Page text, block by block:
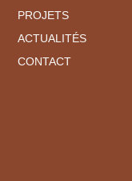
PROJETS
ACTUALITÉS
CONTACT